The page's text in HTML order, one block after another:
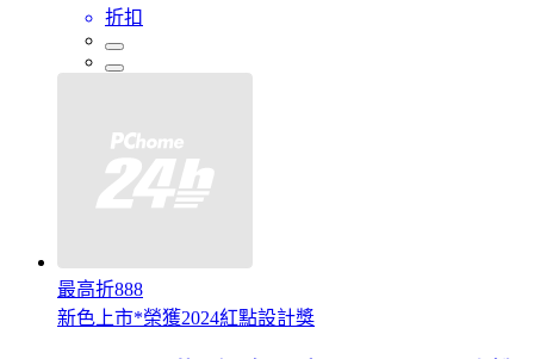
折扣
最高折888
新色上市*榮獲2024紅點設計獎